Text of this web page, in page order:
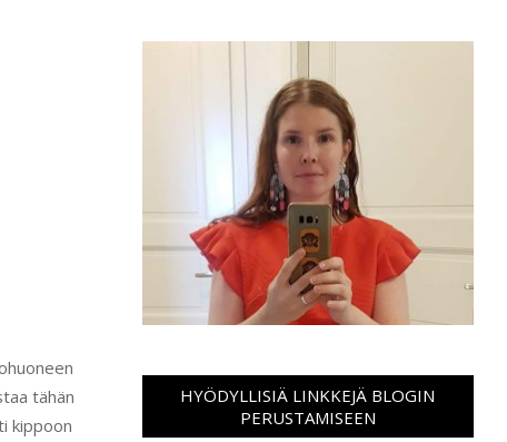
tähän
kippoon
HYÖDYLLISIÄ LINKKEJÄ BLOGIN
PERUSTAMISEEN